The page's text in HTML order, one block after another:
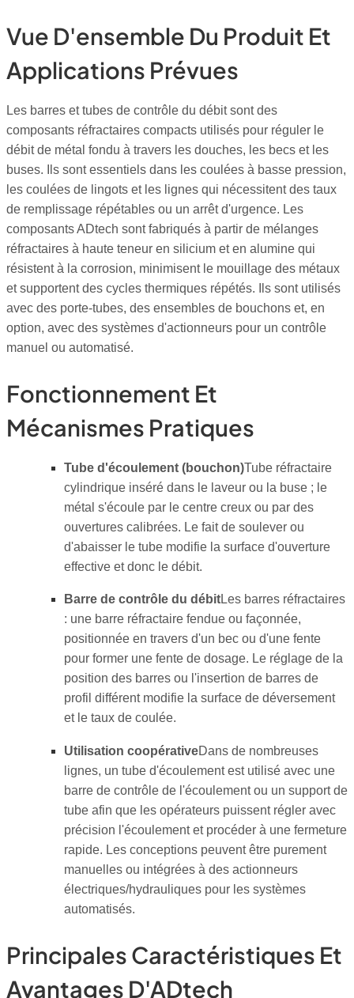
Vue D'ensemble Du Produit Et
Applications Prévues
Les barres et tubes de contrôle du débit sont des
composants réfractaires compacts utilisés pour réguler le
débit de métal fondu à travers les douches, les becs et les
buses. Ils sont essentiels dans les coulées à basse pression,
les coulées de lingots et les lignes qui nécessitent des taux
de remplissage répétables ou un arrêt d'urgence. Les
composants ADtech sont fabriqués à partir de mélanges
réfractaires à haute teneur en silicium et en alumine qui
résistent à la corrosion, minimisent le mouillage des métaux
et supportent des cycles thermiques répétés. Ils sont utilisés
avec des porte-tubes, des ensembles de bouchons et, en
option, avec des systèmes d'actionneurs pour un contrôle
manuel ou automatisé.
Fonctionnement Et
Mécanismes Pratiques
Tube d'écoulement (bouchon)Tube réfractaire
cylindrique inséré dans le laveur ou la buse ; le
métal s'écoule par le centre creux ou par des
ouvertures calibrées. Le fait de soulever ou
d'abaisser le tube modifie la surface d'ouverture
effective et donc le débit.
Barre de contrôle du débitLes barres réfractaires
: une barre réfractaire fendue ou façonnée,
positionnée en travers d'un bec ou d'une fente
pour former une fente de dosage. Le réglage de la
position des barres ou l'insertion de barres de
profil différent modifie la surface de déversement
et le taux de coulée.
Utilisation coopérativeDans de nombreuses
lignes, un tube d'écoulement est utilisé avec une
barre de contrôle de l'écoulement ou un support de
tube afin que les opérateurs puissent régler avec
précision l'écoulement et procéder à une fermeture
rapide. Les conceptions peuvent être purement
manuelles ou intégrées à des actionneurs
électriques/hydrauliques pour les systèmes
automatisés.
Principales Caractéristiques Et
Avantages D'ADtech